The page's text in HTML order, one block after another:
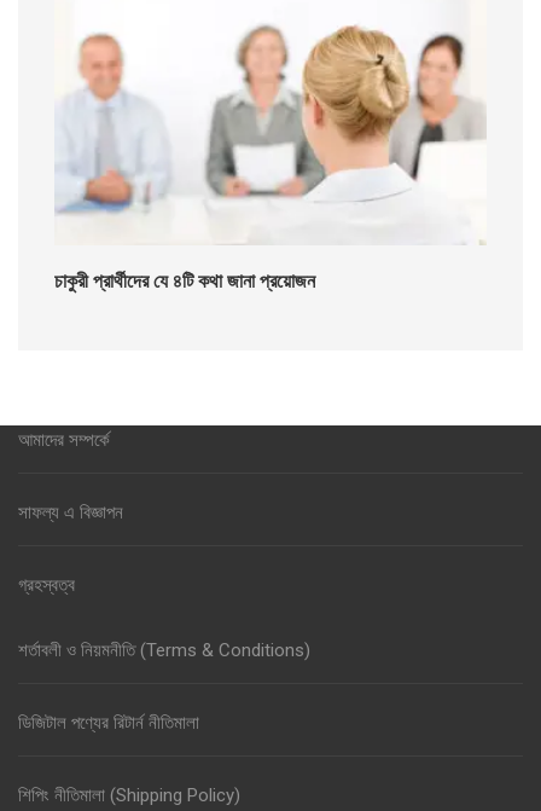
চাকুরী প্রার্থীদের যে ৪টি কথা জানা প্রয়োজন
আমাদের সম্পর্কে
সাফল্য এ বিজ্ঞাপন
গ্রহস্বত্ব
শর্তাবলী ও নিয়মনীতি (Terms & Conditions)
ডিজিটাল পণ্যের রিটার্ন নীতিমালা
শিপিং নীতিমালা (Shipping Policy)